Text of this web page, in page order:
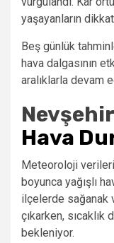
yaşayanların
Beş günlük
hava dalgasının
aralıklarla devam
Nevşehir
Hava
Meteoroloji
boyunca yağışlı
ilçelerde sağanak
çıkarken,
bekleniyor.